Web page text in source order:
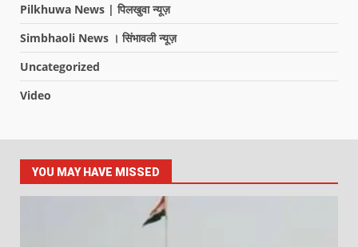
Pilkhuwa News | पिलखुवा न्यूज़
Simbhaoli News । सिंभावली न्यूज़
Uncategorized
Video
YOU MAY HAVE MISSED